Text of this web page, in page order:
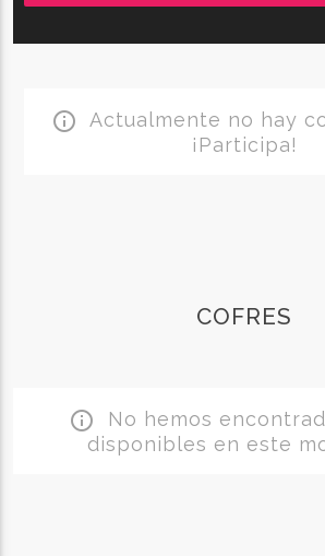
info_outline Actualmente no hay
¡Participa!
COFRES
info_outline No hemos
disponibles en este